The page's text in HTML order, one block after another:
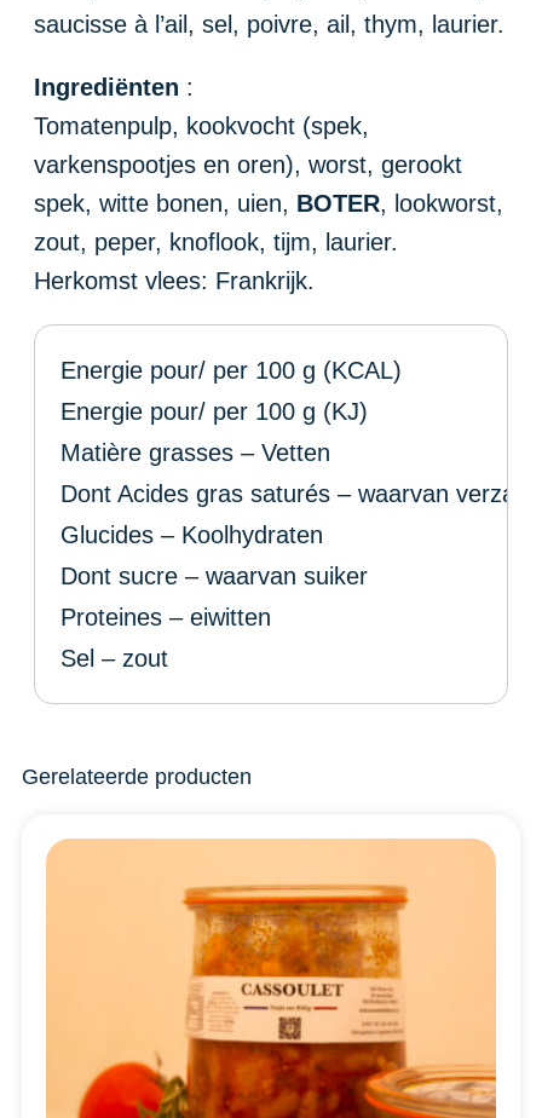
saucisse à l’ail, sel, poivre, ail, thym, laurier.
Ingrediënten :
Tomatenpulp, kookvocht (spek,
varkenspootjes en oren), worst, gerookt
spek, witte bonen, uien, BOTER, lookworst,
zout, peper, knoflook, tijm, laurier.
Herkomst vlees: Frankrijk.
Energie pour/ per 100 g (KCAL)
Energie pour/ per 100 g (KJ)
Matière grasses – Vetten
Dont Acides gras saturés – waarvan
Glucides – Koolhydraten
Dont sucre – waarvan suiker
Proteines – eiwitten
Sel – zout
Gerelateerde producten